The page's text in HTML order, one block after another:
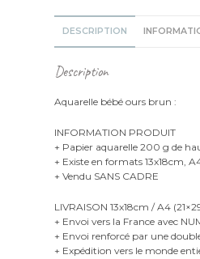
DESCRIPTION
Description
Aquarelle bébé ours brun :
INFORMATION PRODUIT
+ Papier aquarelle 200 g de
+ Existe en formats 13x18cm,
+ Vendu SANS CADRE
LIVRAISON 13x18cm / A4
+ Envoi vers la France avec
+ Envoi renforcé par une
+ Expédition vers le monde